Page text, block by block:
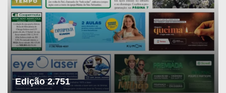
Edição 2.751